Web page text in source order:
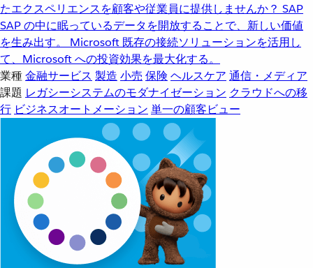
たエクスペリエンスを顧客や従業員に提供しませんか？ SAP
SAP の中に眠っているデータを開放することで、新しい価値
を生み出す。
Microsoft 既存の接続ソリューションを活用し
て、Microsoft への投資効果を最大化する。
業種金融サービス 製造 小売 保険 ヘルスケア 通信・メディア
課題 レガシーシステムのモダナイゼーション クラウドへの移
行 ビジネスオートメーション 単一の顧客ビュー